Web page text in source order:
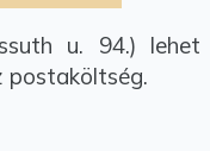
u. 94.)
postaköltség.